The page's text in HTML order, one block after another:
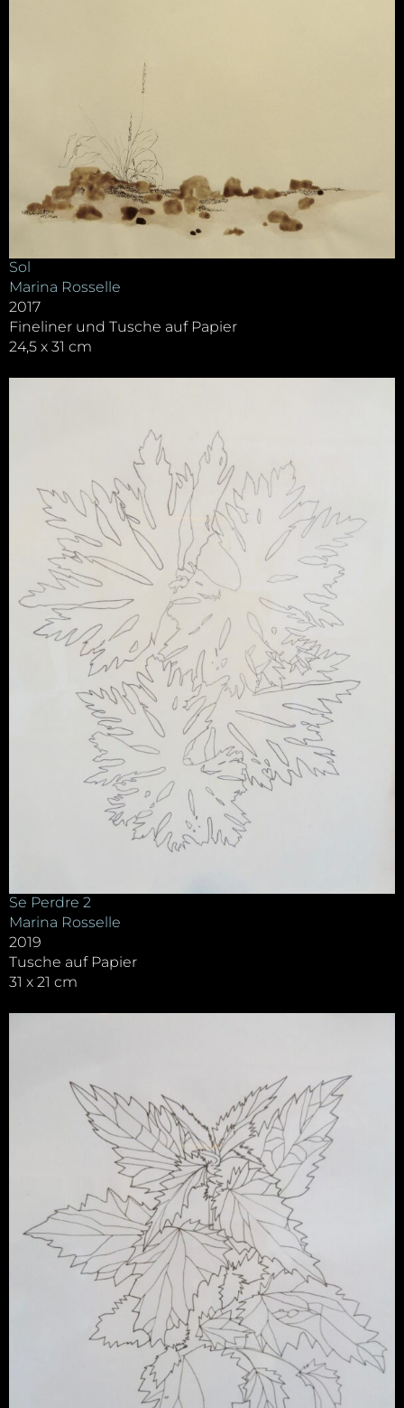
Sol
Marina Rosselle
2017
Fineliner und Tusche auf Papier
24,5 x 31 cm
Se Perdre 2
Marina Rosselle
2019
Tusche auf Papier
31 x 21 cm